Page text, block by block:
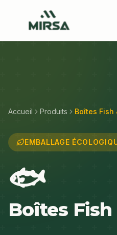
Accueil Produits Boîtes Fish
EMBALLAGE
🐟
Boîtes Fish